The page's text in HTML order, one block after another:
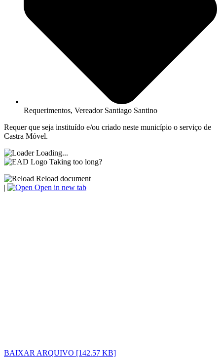
Requerimentos, Vereador Santiago Santino
Requer que seja instituído e/ou criado neste município o serviço de
Castra Móvel.
Loading...
Taking too long?
Reload document
|
Open in new tab
BAIXAR ARQUIVO [142.57 KB]